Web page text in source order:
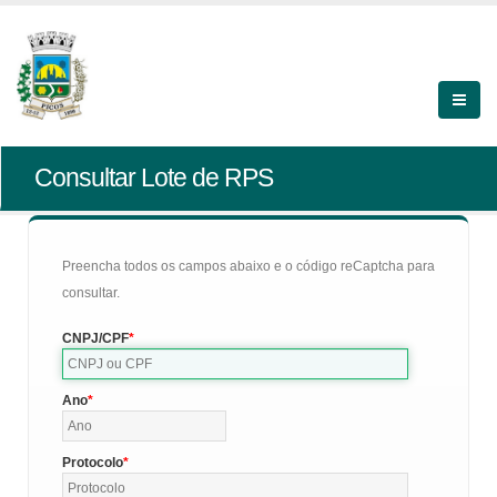
Consultar Lote de RPS
Preencha todos os campos abaixo e o código reCaptcha para
consultar.
CNPJ/CPF
Ano
Protocolo